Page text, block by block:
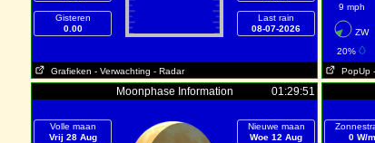
Gisteren
0.00
Last rain
08-07-2026
Grafieken - Verwachting - Radar
9 mph
ZW
20%
PopUp
Moonphase Information 01:29:51
Volle maan
Vrij 28 Aug
Nieuwe maan
Woe 12 Aug
0 W/